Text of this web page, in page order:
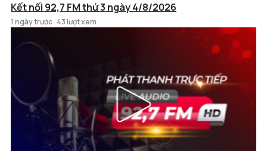
Kết nối 92,7 FM thứ 3 ngày 4/8/2026
1 ngày trước 43 lượt xem